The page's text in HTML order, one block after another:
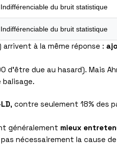
Indifférenciable du bruit statistique
Indifférenciable du bruit statistique
à la même réponse :
due au hasard). Mais
, contre seulement 18% des
généralement mieux
nécessairement la cause